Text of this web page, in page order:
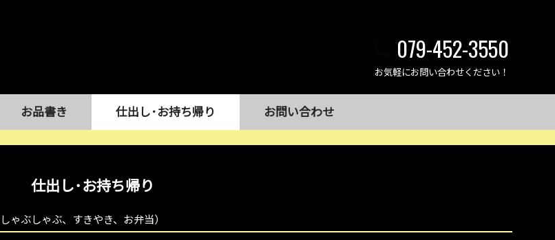
079-452-3550
お気軽にお問い合わせください！
お品書き 仕出し･お持ち帰り お問い合わせ
仕出し･お持ち帰り
ゃぶしゃぶ、すきやき、お弁当）